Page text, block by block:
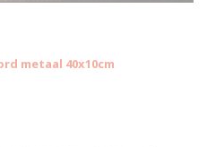
metaal 40x10cm